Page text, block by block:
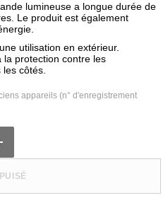
lumineuse a longue durée de
Le produit est également
utilisation en extérieur.
la protection contre les
côtés.
appareils (n° d'enregistrement